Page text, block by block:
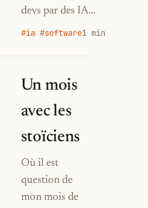
devs par des IA...
#ia #software1 min
Un mois
avec les
stoïciens
Où il est
question de
mon mois de